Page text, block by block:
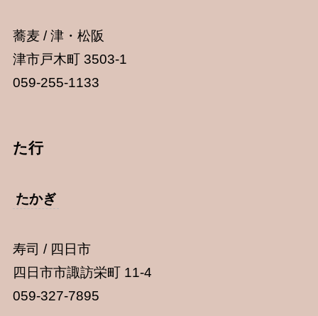
蕎麦 / 津・松阪
津市戸木町 3503-1
059-255-1133
た行
たかぎ
寿司 / 四日市
四日市市諏訪栄町 11-4
059-327-7895